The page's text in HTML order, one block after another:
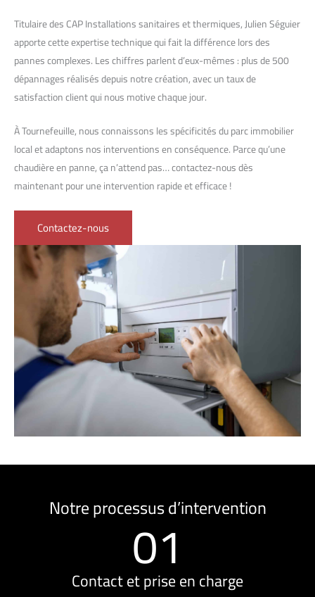
Titulaire des CAP Installations sanitaires et thermiques, Julien Séguier
apporte cette expertise technique qui fait la différence lors des
pannes complexes. Les chiffres parlent d’eux-mêmes : plus de 500
dépannages réalisés depuis notre création, avec un taux de
satisfaction client qui nous motive chaque jour.
À Tournefeuille, nous connaissons les spécificités du parc immobilier
local et adaptons nos interventions en conséquence. Parce qu’une
chaudière en panne, ça n’attend pas… contactez-nous dès
maintenant pour une intervention rapide et efficace !
Contactez-nous
Notre processus d’intervention
01
Contact et prise en charge